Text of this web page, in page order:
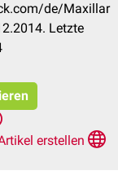
de/Maxillar
Letzte
erstellen